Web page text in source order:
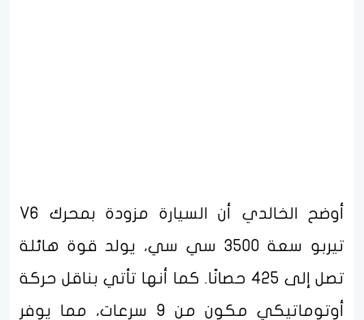
أوضح الخالدي أن السيارة مزودة بمحرك V6
تيربو سعة 3500 سي سي، يولد قوة هائلة
تصل إلى 425 حصانًا. كما أنها تأتي بناقل حركة
أوتوماتيكي مكون من 9 سرعات، مما يوفر